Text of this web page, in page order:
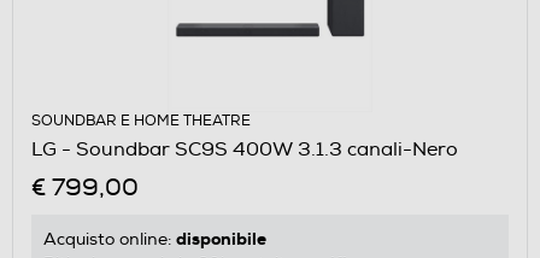
SOUNDBAR E HOME THEATRE
LG - Soundbar SC9S 400W 3.1.3 canali-Nero
€ 799,00
Acquisto online: disponibile